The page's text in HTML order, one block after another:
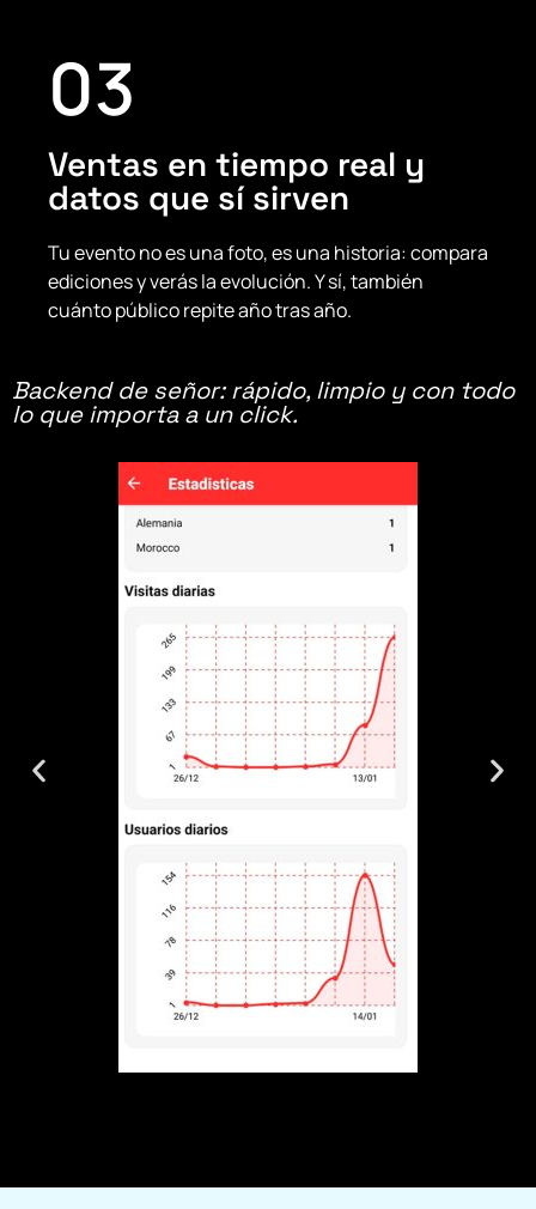
03
Ventas en tiempo real y
datos que sí sirven
Tu evento no es una foto, es una historia: compara
ediciones y verás la evolución. Y sí, también
cuánto público repite año tras año.
Backend de señor: rápido, limpio y con todo
lo que importa a un click.